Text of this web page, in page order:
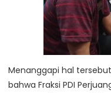
Menanggapi hal
bahwa Fraksi PDI